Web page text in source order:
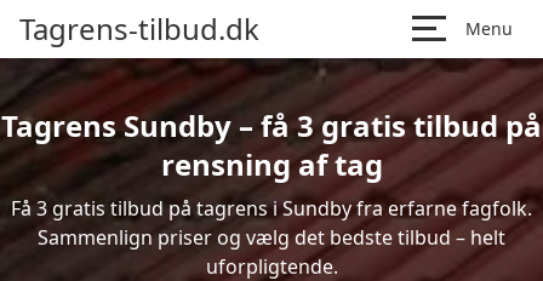
Tagrens-tilbud.dk Menu
Tagrens Sundby – få 3 gratis tilbud på
rensning af tag
Få 3 gratis tilbud på tagrens i Sundby fra erfarne fagfolk.
Sammenlign priser og vælg det bedste tilbud – helt
uforpligtende.